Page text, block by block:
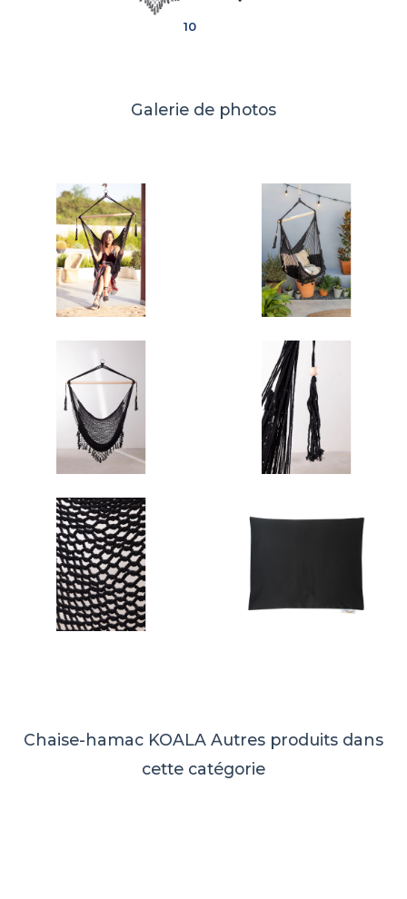
10
Galerie de photos
Chaise-hamac KOALA Autres produits dans
cette catégorie